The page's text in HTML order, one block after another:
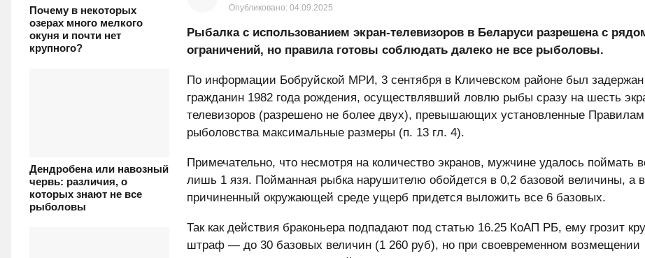
Почему в некоторых
озерах много мелкого
окуня и почти нет
крупного?
Дендробена или навозный
червь: различия, о
которых знают не все
рыболовы
Опубликовано: 04.09.2025
Рыбалка с использованием экран-телевизоров в Беларуси разрешена с
ограничений, но правила готовы соблюдать далеко не все рыболовы.
По информации Бобруйской МРИ, 3 сентября в Кличевском районе был задержан
гражданин 1982 года рождения, осуществлявший ловлю рыбы сразу на шесть
телевизоров (разрешено не более двух), превышающих установленные
рыболовства максимальные размеры (п. 13 гл. 4).
Примечательно, что несмотря на количество экранов, мужчине удалось поймать
лишь 1 язя. Пойманная рыбка нарушителю обойдется в 0,2 базовой величины, а
причиненный окружающей среде ущерб придется выложить все 6 базовых.
Так как действия браконьера подпадают под статью 16.25 КоАП РБ, ему грозит
штраф — до 30 базовых величин (1 260 руб), но при своевременном возмещении